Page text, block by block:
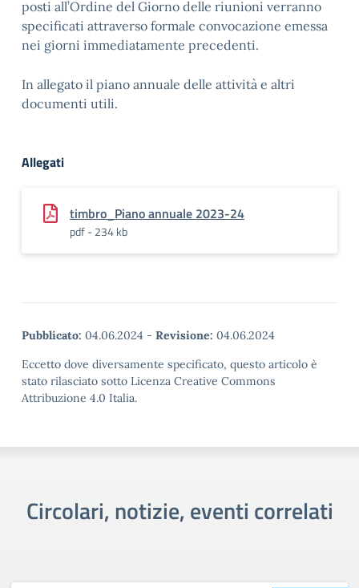
posti all’Ordine del Giorno delle riunioni verranno
specificati attraverso formale convocazione emessa
nei giorni immediatamente precedenti.
In allegato il piano annuale delle attività e altri
documenti utili.
Allegati
timbro_Piano annuale 2023-24
pdf - 234 kb
Pubblicato: 04.06.2024 - Revisione: 04.06.2024
Eccetto dove diversamente specificato, questo articolo è
stato rilasciato sotto Licenza Creative Commons
Attribuzione 4.0 Italia.
Circolari, notizie, eventi correlati